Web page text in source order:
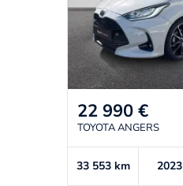
22 990 €
TOYOTA ANGERS
33 553 km 2023